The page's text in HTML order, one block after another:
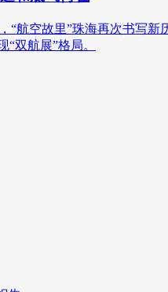
“航空故里”珠海再次书写
双航展”格局。